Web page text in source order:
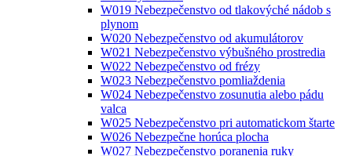
W019 Nebezpečenstvo od tlakovýché nádob s
plynom
W020 Nebezpečenstvo od akumulátorov
W021 Nebezpečenstvo výbušného prostredia
W022 Nebezpečenstvo od frézy
W023 Nebezpečenstvo pomliaždenia
W024 Nebezpečenstvo zosunutia alebo pádu
valca
W025 Nebezpečenstvo pri automatickom štarte
W026 Nebezpečne horúca plocha
W027 Nebezpečenstvo poranenia ruky